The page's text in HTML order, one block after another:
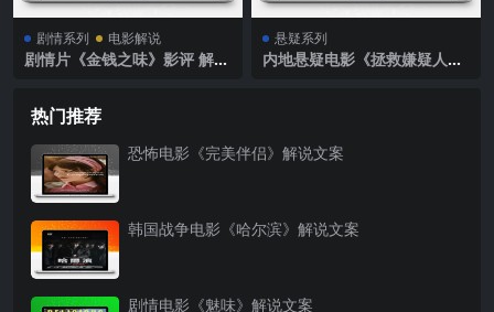
剧情系列 电影解说
剧情片《金钱之味》影评 解说
悬疑系列
内地悬疑电影《拯救嫌疑人》
热门推荐
恐怖电影《完美伴侣》解说文案
韩国战争电影《哈尔滨》解说文案
剧情电影《魅味》解说文案